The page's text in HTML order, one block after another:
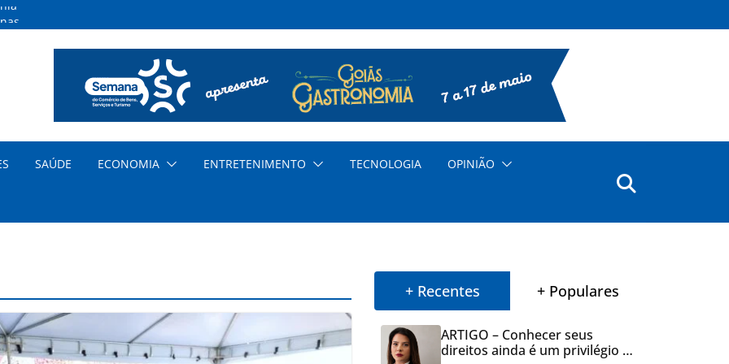
SAÚDE ECONOMIA ENTRETENIMENTO TECNOLOGIA OPINIÃO
+ Recentes + Populares
ARTIGO – Conhecer seus
direitos ainda é um privilégio no